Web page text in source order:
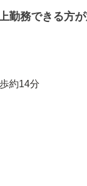
勤務できる方
約14分